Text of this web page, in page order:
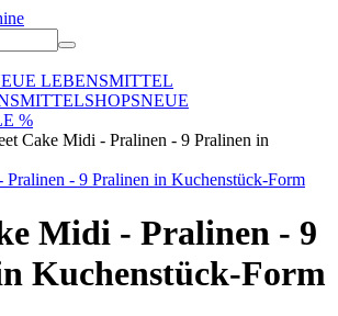
LEBENSMITTEL
NEUE
%
Cake Midi - Pralinen - 9 Pralinen in
Midi - Pralinen - 9
Kuchenstück-Form